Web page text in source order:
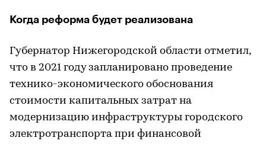
Когда реформа будет реализована
Губернатор Нижегородской области отметил,
что в 2021 году запланировано проведение
технико-экономического обоснования
стоимости капитальных затрат на
модернизацию инфраструктуры городского
электротранспорта при финансовой